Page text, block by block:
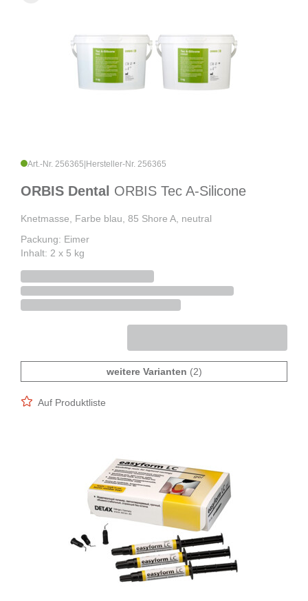
Art.-Nr. 256365 Hersteller-Nr. 256365
ORBIS Dental ORBIS Tec A-Silicone
Knetmasse, Farbe blau, 85 Shore A, neutral
Packung: Eimer
Inhalt: 2 x 5 kg
weitere Varianten (2)
Auf Produktliste